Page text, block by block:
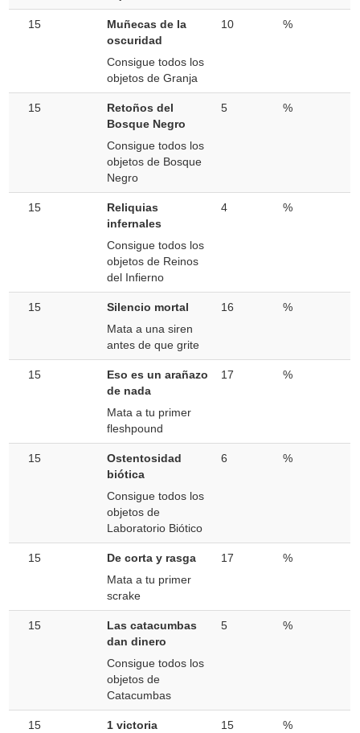
15
Muñecas de la
oscuridad
Consigue todos los
objetos de Granja
10 %
15
Retoños del
Bosque Negro
Consigue todos los
objetos de Bosque
Negro
5 %
15
Reliquias
infernales
Consigue todos los
objetos de Reinos
del Infierno
4 %
15
Silencio mortal
Mata a una siren
antes de que grite
16 %
15
Eso es un arañazo
de nada
Mata a tu primer
fleshpound
17 %
15
Ostentosidad
biótica
Consigue todos los
objetos de
Laboratorio Biótico
6 %
15
De corta y rasga
Mata a tu primer
scrake
17 %
15
Las catacumbas
dan dinero
Consigue todos los
objetos de
Catacumbas
5 %
15
1 victoria
15 %